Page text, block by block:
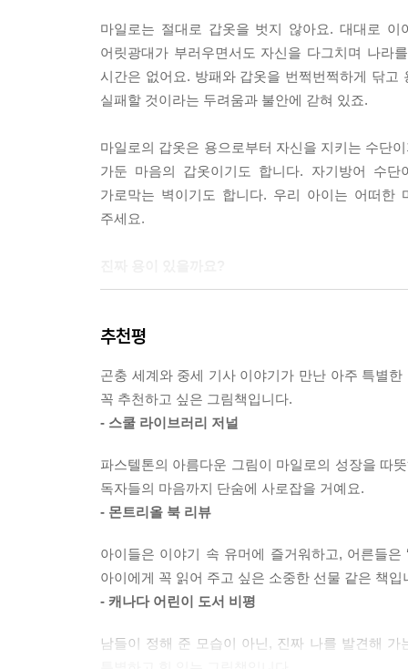
마일로는 절대로 갑옷을 벗지 않아요. 대대로
어릿광대가 부러우면서도 자신을 다그치며 나라
시간은 없어요. 방패와 갑옷을 번쩍번쩍하게 닦
실패할 것이라는 두려움과 불안에 갇혀 있죠.
마일로의 갑옷은 용으로부터 자신을 지키는 수단
가둔 마음의 갑옷이기도 합니다. 자기방어 수
가로막는 벽이기도 합니다. 우리 아이는 어떠한
주세요.
번도 나타나지 않은 용이 쳐들어올까 봐 두려워하
하고 싶은 일은 하지 못하고 스스로를 꼼짝 못
보세요. 마일로의 용처럼 마음속의 불안과 두려움
완벽하지 않아도, 실패해도 괜찮아요!
비에 젖은 갑옷이 붉게 녹슬자 마일로를 지켜
하지 못하고 더 이상 앞으로 나아갈 수도 없을 거예
그때 지나가던 어릿광대가 갑옷을 고치려면 일단
부끄러운 일이 아니에요. 갑옷이 망가져도, 갑옷
추천평
곤충 세계와 중세 기사 이야기가 만난 아주 특별
꼭 추천하고 싶은 그림책입니다.
- 스쿨 라이브러리 저널
파스텔톤의 아름다운 그림이 마일로의 성장을 따
독자들의 마음까지 단숨에 사로잡을 거예요.
- 몬트리올 북 리뷰
아이들은 이야기 속 유머에 즐거워하고, 어른들
아이에게 꼭 읽어 주고 싶은 소중한 선물 같은 책입
- 캐나다 어린이 도서 비평
남들이 정해 준 모습이 아닌, 진짜 나를 발견해